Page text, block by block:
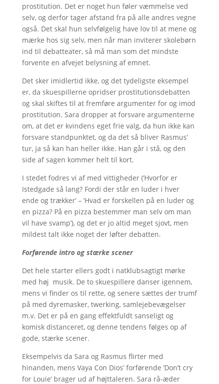
prostitution. Det er noget hun føler væmmelse ved
selv, og derfor tager afstand fra på alle andres vegne
også. Det skal hun selvfølgelig have lov til at mene og
mærke hos sig selv, men når man inviterer skolebørn
ind til debatteater, så må man som det mindste
forvente en afvejet belysning af emnet.
Det sker imidlertid ikke, og det tydeligste eksempel
er, da skuespillerne opridser prostitutionsdebatten
og skal skiftes til at fremføre argumenter for og imod
prostitution. Sara dropper at forsvare argumenterne
om, at det er kvindens eget frie valg, da hun ikke kan
forsvare standpunktet, og da det så bliver Rasmus’
tur, ja så kan han heller ikke. Han går i stå, og den
side af sagen kommer helt til kort.
I stedet fodres vi af med vittigheder (’Hvorfor er
Istedgade så lang? Fordi der står en luder i hver
ende og trækker’ – ’Hvad er forskellen på en luder og
en pizza? På en pizza bestemmer man selv om man
vil have svamp’), og det er jo altid meget sjovt, men
mildest talt ikke noget der løfter debatten.
Forførende intro og stærke scener
Det hele starter ellers godt i natklubsagtigt mørke
med høj musik. De to skuespillere danser igennem,
mens vi finder os til rette, og senere sættes der trumf
på med dyremasker, twerking, samlejebevægelser
m.v. Det er på en gang effektfuldt sanseligt og
komisk distanceret, og denne tendens følges op af
gode, stærke scener.
Eksempelvis da Sara og Rasmus flirter med
hinanden, mens Vaya Con Dios’ forførende ’Don’t cry
for Louie’ brager ud af højttaleren. Sara rå-æder